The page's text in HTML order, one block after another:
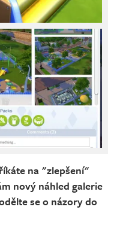
na "zlepšení"
nový náhled galerie
se o názory do